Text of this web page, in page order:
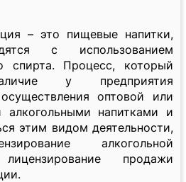
– это пищевые напитки,
с использованием
спирта. Процесс, который
у предприятия
оптовой или
алкогольными напитками и
этим видом деятельности,
алкогольной
продажи